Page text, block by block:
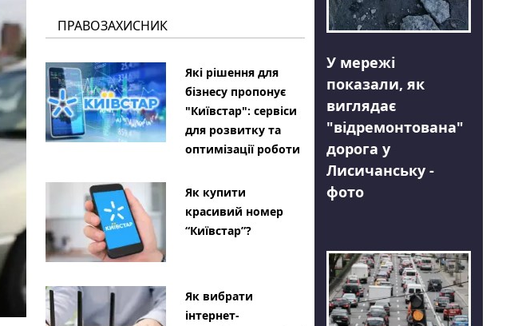
ПРАВОЗАХИСНИК
Які рішення для
бізнесу пропонує
"Київстар": сервіси
для розвитку та
оптимізації роботи
Як купити
красивий номер
“Київстар”?
Як вибрати
інтернет-
У мережі
показали, як
виглядає
"відремонтована"
дорога у
Лисичанську -
фото